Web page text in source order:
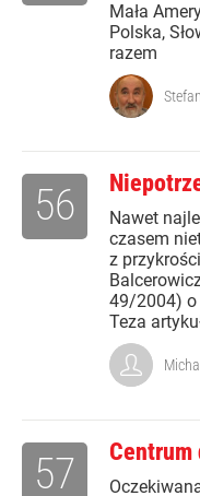
Mała
Polska,
razem
Nawet
czasem
z
49/2004) o
Teza
56
Centrum
57